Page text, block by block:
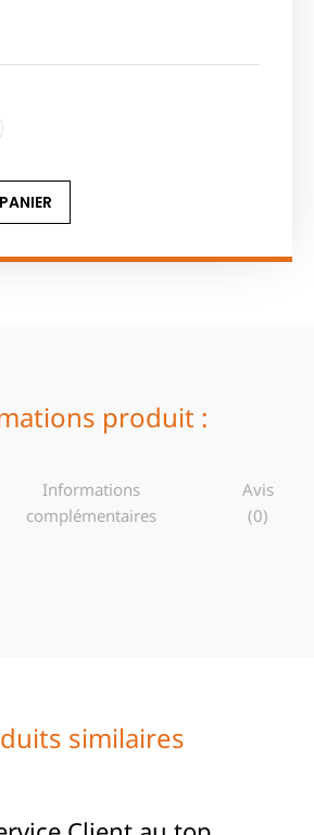
produit :
Informations
complémentaires
Avis
(0)
similaires